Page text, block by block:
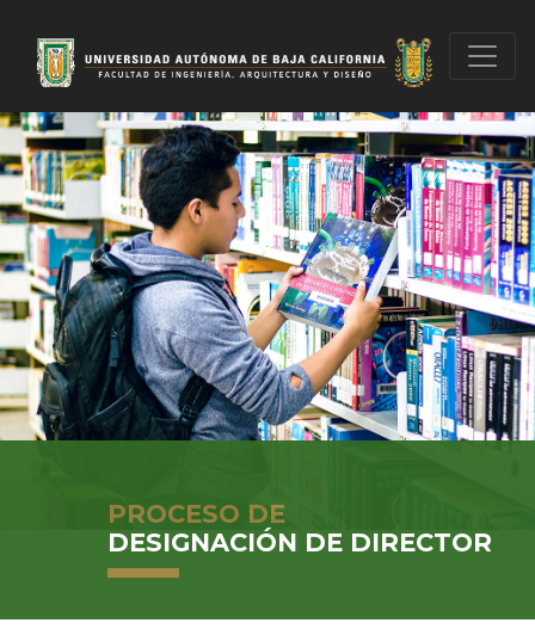
PROCESO DE
DESIGNACIÓN DE DIRECTOR